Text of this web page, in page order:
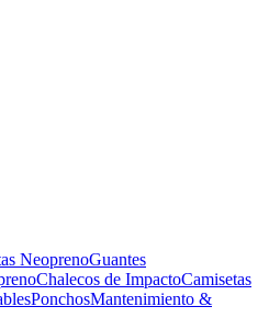
NeoprenoGuantes
Chalecos de ImpactoCamisetas
PonchosMantenimiento &